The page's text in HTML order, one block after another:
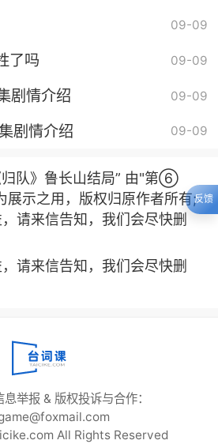
09-09
了吗 09-09
剧情介绍 09-09
剧情介绍 09-09
归队》鲁长山结局” 由"第⑥
展示之用，版权归原作者所有;
请来信告知，我们会尽快删
请来信告知，我们会尽快删
举报 & 版权投诉与合作：
All Rights Reserved
反馈